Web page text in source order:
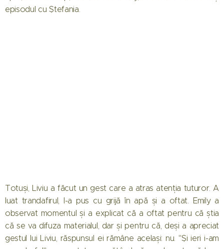
episodul cu Ștefania.
Totuși, Liviu a făcut un gest care a atras atenția tuturor. A
luat trandafirul, l-a pus cu grijă în apă și a oftat. Emily a
observat momentul și a explicat că a oftat pentru că știa
că se va difuza materialul, dar și pentru că, deși a apreciat
gestul lui Liviu, răspunsul ei rămâne același: nu. "Și ieri i-am